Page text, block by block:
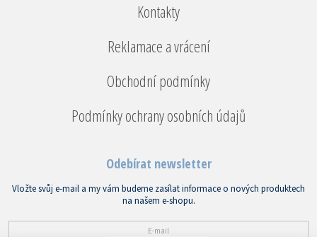
Kontakty
Reklamace a vrácení
Obchodní podmínky
Podmínky ochrany osobních údajů
Odebírat newsletter
Vložte svůj e-mail a my vám budeme zasílat informace o nových produktech
na našem e-shopu.
E-mail